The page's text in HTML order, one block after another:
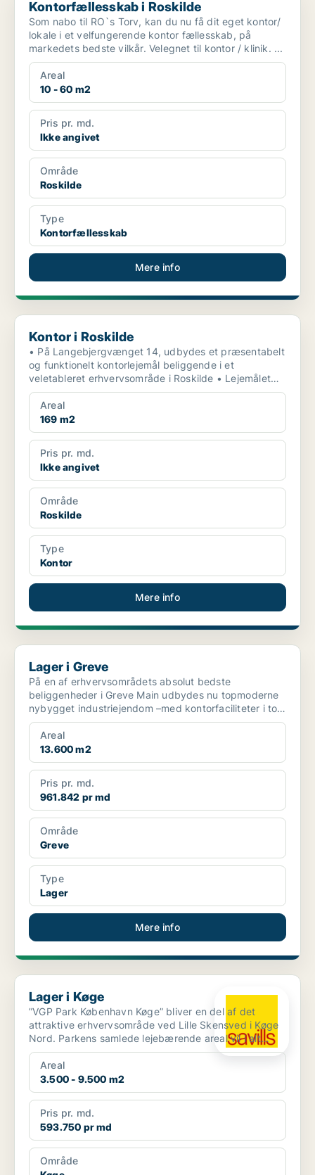
Kontorfællesskab i Roskilde
Som nabo til RO`s Torv, kan du nu få dit eget kontor/
lokale i et velfungerende kontor fællesskab, på
markedets bedste vilkår. Velegnet til kontor / klinik. ...
Areal
10 - 60 m2
Pris pr. md.
Ikke angivet
Område
Roskilde
Type
Kontorfællesskab
Mere info
Kontor i Roskilde
Kontor i Roskilde
• På Langebjergvænget 14, udbydes et præsentabelt
og funktionelt kontorlejemål beliggende i et
veletableret erhvervsområde i Roskilde • Lejemålet
fremstår i...
Areal
169 m2
Pris pr. md.
Ikke angivet
Område
Roskilde
Type
Kontor
Mere info
Lager i Greve
Lager i Greve
På en af erhvervsområdets absolut bedste
beliggenheder i Greve Main udbydes nu topmoderne
nybygget industriejendom –med kontorfaciliteter i to
plan og tilhør...
Areal
13.600 m2
Pris pr. md.
961.842 pr md
Område
Greve
Type
Lager
Mere info
Lager i Køge
Lager i Køge
”VGP Park København Køge” bliver en del af det
attraktive erhvervsområde ved Lille Skensved i Køge
Nord. Parkens samlede lejebærende areal vil i alt
udgøre c...
Areal
3.500 - 9.500 m2
Pris pr. md.
593.750 pr md
Område